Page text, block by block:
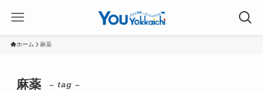
ホーム 麻薬
麻薬 – tag –